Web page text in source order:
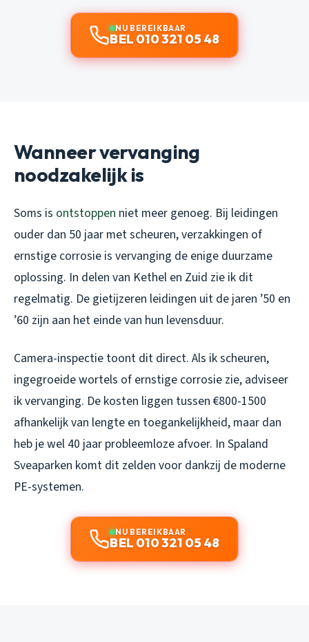
NU BEREIKBAAR
BEL 010 321 05 48
Wanneer vervanging
noodzakelijk is
Soms is ontstoppen niet meer genoeg. Bij leidingen
ouder dan 50 jaar met scheuren, verzakkingen of
ernstige corrosie is vervanging de enige duurzame
oplossing. In delen van Kethel en Zuid zie ik dit
regelmatig. De gietijzeren leidingen uit de jaren ’50 en
’60 zijn aan het einde van hun levensduur.
Camera-inspectie toont dit direct. Als ik scheuren,
ingegroeide wortels of ernstige corrosie zie, adviseer
ik vervanging. De kosten liggen tussen €800-1500
afhankelijk van lengte en toegankelijkheid, maar dan
heb je wel 40 jaar probleemloze afvoer. In Spaland
Sveaparken komt dit zelden voor dankzij de moderne
PE-systemen.
NU BEREIKBAAR
BEL 010 321 05 48